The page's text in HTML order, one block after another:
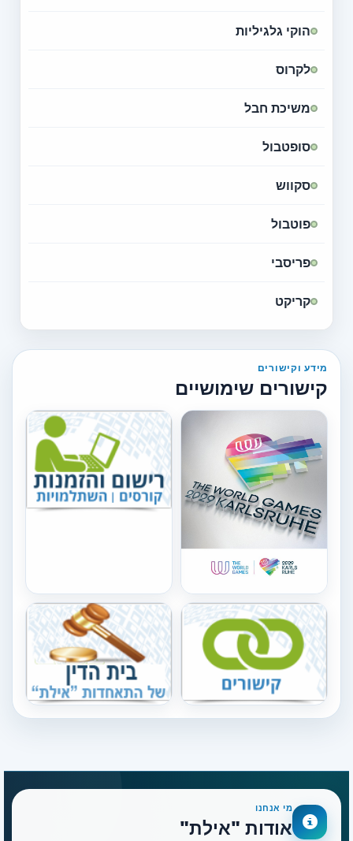
הוקי גלגיליות
לקרוס
משיכת חבל
סופטבול
סקווש
פוטבול
פריסבי
קריקט
מידע וקישורים
קישורים שימושיים
מי אנחנו
אודות "אילת"